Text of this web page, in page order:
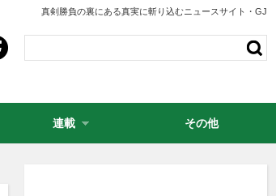
真剣勝負の裏にある真実に斬り込むニュースサイト・GJ
連載 その他